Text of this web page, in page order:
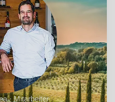
zum Aperitif oder zu
anzeigen →
· Mitarbeiter